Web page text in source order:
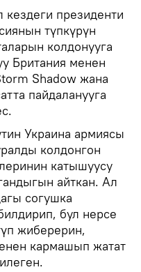
президенти
түпкүрүн
колдонууга
Британия менен
Shadow жана
пайдаланууга
Украина армиясы
колдонгон
катышуусу
айткан. Ал
согушка
бул нерсе
жиберерин,
кармашып жатат